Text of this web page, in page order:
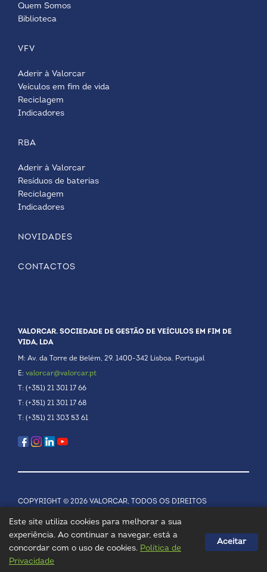
Quem Somos
Biblioteca
VFV
Aderir à Valorcar
Veículos em fim de vida
Reciclagem
Indicadores
RBA
Aderir à Valorcar
Resíduos de baterias
Reciclagem
Indicadores
NOVIDADES
CONTACTOS
VALORCAR. SOCIEDADE DE GESTÃO DE VEÍCULOS EM FIM DE
VIDA, LDA
M: Av. da Torre de Belém, 29. 1400-342 Lisboa. Portugal
E: valorcar@valorcar.pt
T: (+351) 21 301 17 66
T: (+351) 21 301 17 68
T: (+351) 21 303 53 61
COPYRIGHT © 2026 VALORCAR, TODOS OS DIREITOS
Este site utiliza cookies para melhorar a sua
experiência. Ao continuar a navegar, está a
concordar com o uso de cookies. Política de
Privacidade
Aceitar